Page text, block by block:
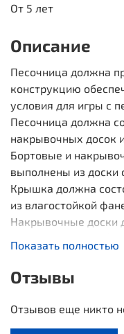
От 5 лет
Описание
Песочница должна
конструкцию
условия для игры с
Песочница должна
накрывочных досок
Бортовые и
выполнены из доски
Крышка должна
из влагостойкой
Накрывочные доски
должны быть
уголками 40*40мм.
Показать полностью
Отзывы
Отзывов еще никто